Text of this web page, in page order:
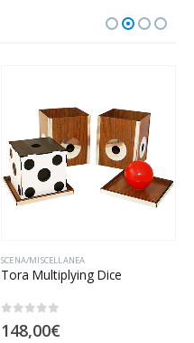
SCENA/MISCELLANEA
Tora Multiplying Dice
148,00€